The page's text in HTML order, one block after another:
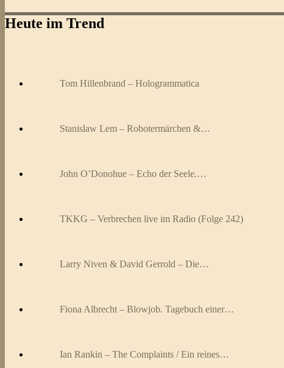
Heute im Trend
Tom Hillenbrand – Hologrammatica
Stanislaw Lem – Robotermärchen &…
John O’Donohue – Echo der Seele.…
TKKG – Verbrechen live im Radio (Folge 242)
Larry Niven & David Gerrold – Die…
Fiona Albrecht – Blowjob. Tagebuch einer…
Ian Rankin – The Complaints / Ein reines…